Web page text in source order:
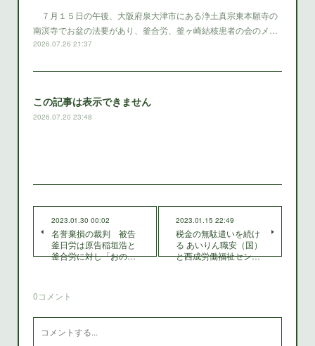
７月１５日の午後、大阪府泉大津市にある浄土真宗東本願寺の
南溟寺でお盆の法要があり、釜合労、釜ヶ崎結核患者の会のメ…
2026.07.26 21:37
この記事は表示できません
2026.07.20 23:48
2023.01.30 00:02
名誉棄損の裁判 被告
釜日労は原告稲垣浩と
釜合労に対し「おの…
2023.01.15 22:49
税金の無駄遣いを続け
る あいりん職安（国）
と西成労働福祉セン…
0コメント